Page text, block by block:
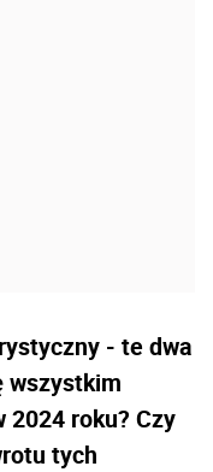
- te dwa
wszystkim
2024 roku? Czy
tych